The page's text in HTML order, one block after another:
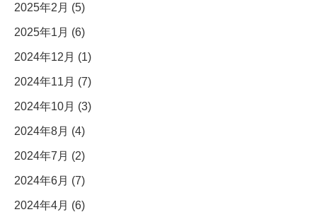
2025年2月 (5)
2025年1月 (6)
2024年12月 (1)
2024年11月 (7)
2024年10月 (3)
2024年8月 (4)
2024年7月 (2)
2024年6月 (7)
2024年4月 (6)